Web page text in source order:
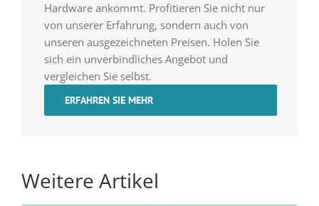
Hardware ankommt. Profitieren Sie nicht nur
von unserer Erfahrung, sondern auch von
unseren ausgezeichneten Preisen. Holen Sie
sich ein unverbindliches Angebot und
vergleichen Sie selbst.
ERFAHREN SIE MEHR
Weitere Artikel